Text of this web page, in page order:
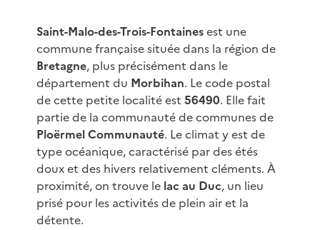
Saint-Malo-des-Trois-Fontainesest une
commune française située dans la région de
Bretagne, plus précisément dans le
département du Morbihan. Le code postal
de cette petite localité est 56490. Elle fait
partie de la communauté de communes de
Ploërmel Communauté. Le climat y est de
type océanique, caractérisé par des étés
doux et des hivers relativement cléments. À
proximité, on trouve le lac au Duc, un lieu
prisé pour les activités de plein air et la
détente.